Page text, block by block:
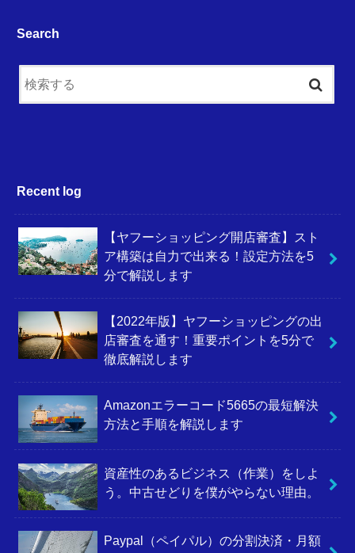
Search
Recent log
【ヤフーショッピング開店審査】スト
ア構築は自力で出来る！設定方法を5
分で解説します
【2022年版】ヤフーショッピングの出
店審査を通す！重要ポイントを5分で
徹底解説します
Amazonエラーコード5665の最短解決
方法と手順を解説します
資産性のあるビジネス（作業）をしよ
う。中古せどりを僕がやらない理由。
Paypal（ペイパル）の分割決済・月額